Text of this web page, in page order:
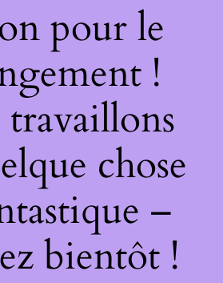
pour le
!
chose
–
bientôt !